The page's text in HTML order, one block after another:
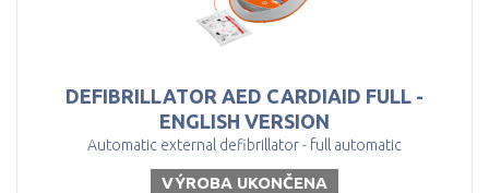
DEFIBRILLATOR AED CARDIAID FULL -
ENGLISH VERSION
Automatic external defibrillator - full automatic
VÝROBA UKONČENA